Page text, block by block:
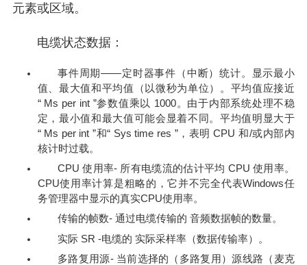
元素或区域。
电缆状态数据：
事件周期——定时器事件（中断）统计。显示最小
值、最大值和平均值（以微秒为单位）。平均值应接近
“ Ms per int ”参数值乘以 1000。由于内部系统处理不稳
定，最小值和最大值可能会显着不同。平均值明显大于
“ Ms per int ”和“ Sys time res ”，表明 CPU 和/或内部内
核计时过载。
CPU 使用率- 所有电缆流的估计平均 CPU 使用率。
CPU使用率计算是粗略的，它并不完全代表Windows任
务管理器中显示的真实CPU使用率。
传输的帧数- 通过电缆传输的 音频数据帧的数量。
实际 SR -电缆的 实际采样率（数据传输率）。
多路复用源- 当前选择的（多路复用）源线路（麦克